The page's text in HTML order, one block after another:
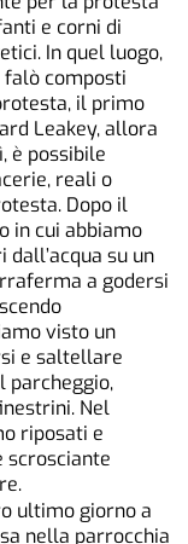
e corni di
In quel luogo,
composti
il primo
Leakey, allora
è possibile
reali o
Dopo il
in cui abbiamo
su un
a godersi
visto un
e saltellare
parcheggio,
Nel
riposati e
scrosciante
ultimo giorno a
nella parrocchia